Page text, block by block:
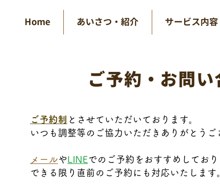
Home あいさつ・紹介 サービス内容
ご予約・お問
ご予約制 とさせていただいております。
いつも調整等のご協力いただきありがとうご
メールやLINEでのご予約をおすすめしてお
できる限り直前のご予約にも対応いたします